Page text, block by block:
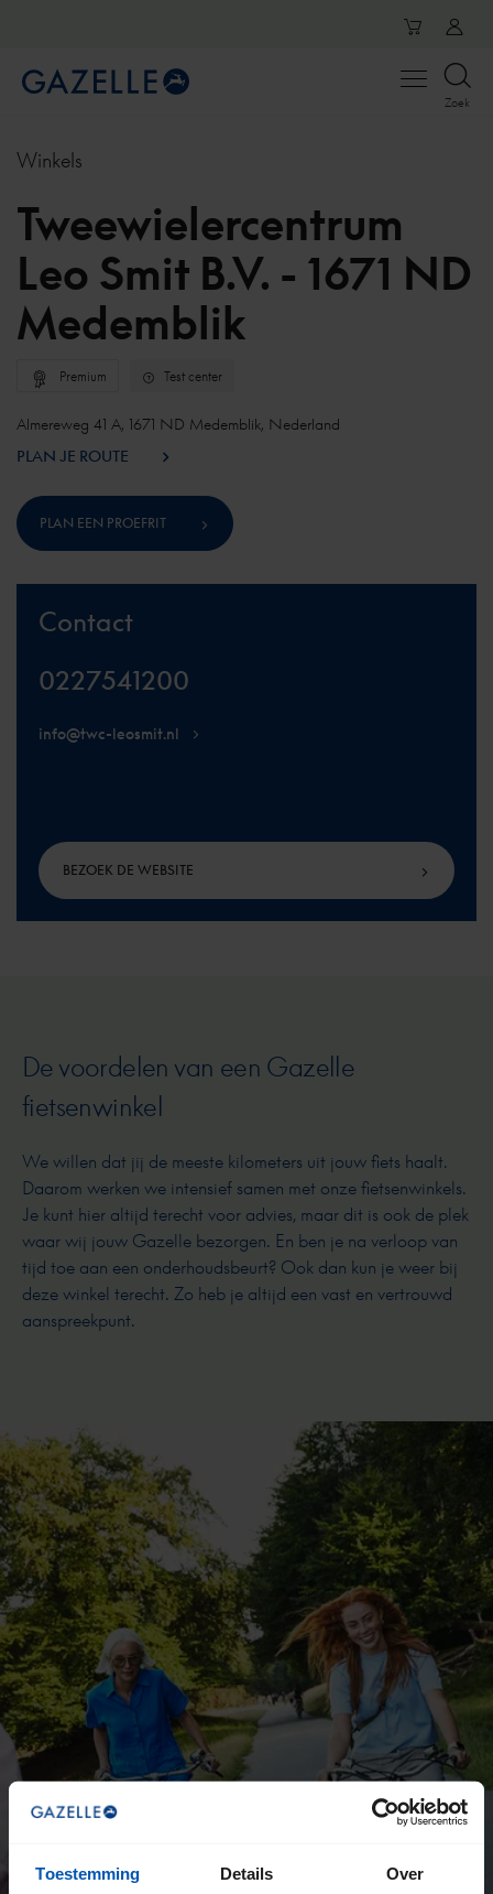
Toestemming Details Over
Open
Zoek
Winkels
Tweewielercentrum
Leo Smit B.V. - 1671 ND
Medemblik
Premium Test center
Almereweg 41 A, 1671 ND Medemblik, Nederland
PLAN JE ROUTE
PLAN EEN PROEFRIT
Contact
0227541200
info@twc-leosmit.nl
BEZOEK DE WEBSITE
De voordelen van een Gazelle
fietsenwinkel
We willen dat jij de meeste kilometers uit jouw fiets haalt.
Daarom werken we intensief samen met onze fietsenwinkels.
Je kunt hier altijd terecht voor advies, maar dit is ook de plek
waar wij jouw Gazelle bezorgen. En ben je na verloop van
tijd toe aan een onderhoudsbeurt? Ook dan kun je weer bij
deze winkel terecht. Zo heb je altijd een vast en vertrouwd
aanspreekpunt.